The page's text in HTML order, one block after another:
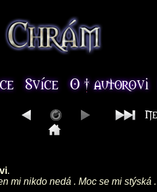
.
mi nikdo nedá . Moc se mi stýská